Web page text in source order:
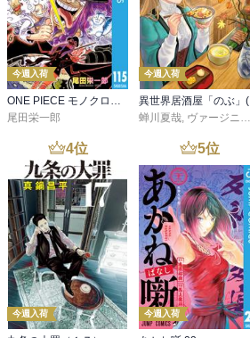
今週入荷
尾田栄一郎
今週入荷
蝉川夏哉 ヴァージニア二等兵
4位
今週入荷
5位
今週入荷